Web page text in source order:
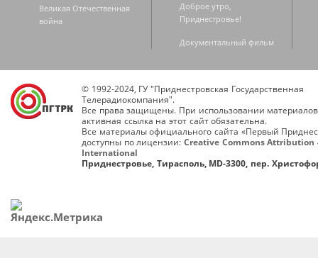
Великая Отечественная
война
Доброе утро,
Приднестровье!
Документальный фильм
© 1992-2024, ГУ "Приднестровская Государственная
Телерадиокомпания".
Все права защищены. При использовании
активная ссылка на этот сайт обязательна.
Все материалы официального сайта «Первый
доступны по лицензии: Creative Commons Attribution
International
Приднестровье, Тирасполь, MD-3300, пер.